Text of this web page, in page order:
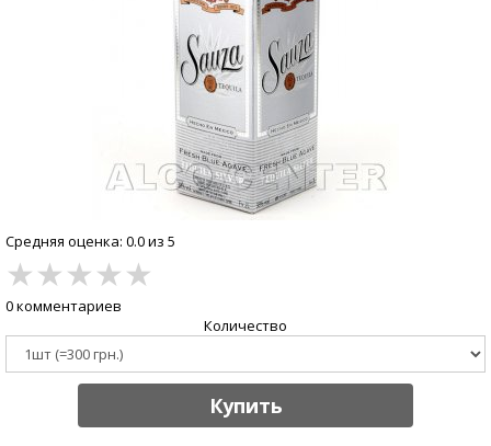
Средняя оценка: 0.0 из 5
★★★★★
0 комментариев
Количество
Купить